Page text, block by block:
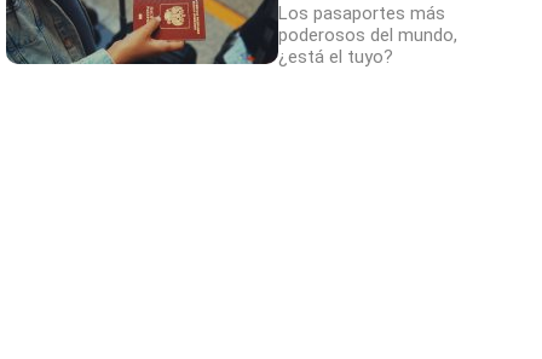
Los pasaportes más
poderosos del mundo,
¿está el tuyo?